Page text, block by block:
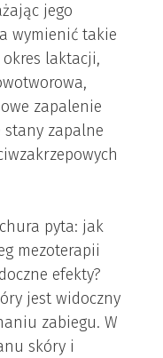
jego
wymienić takie
laktacji,
zapalenie
stany zapalne
pyta: jak
mezoterapii
efekty?
jest widoczny
zabiegu. W
skóry i